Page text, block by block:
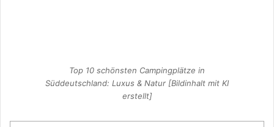
Top 10 schönsten Campingplätze in
Süddeutschland: Luxus & Natur [Bildinhalt mit KI
erstellt]